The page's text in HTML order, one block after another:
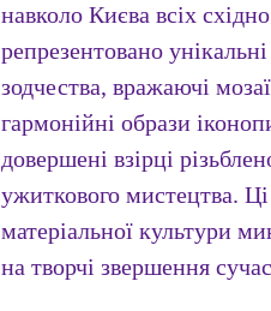
навколо Києва всіх
репрезентовано
зодчества, вражаючі
гармонійні образи
довершені взірці
ужиткового мистецтва.
матеріальної культури
на творчі звершення